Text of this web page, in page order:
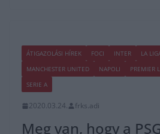
ÁTIGAZOLÁSI HÍREK FOCI INTER LA
MANCHESTER UNITED
NAPOLI PREMIER
SERIE A
2020.03.24. frks.adi
Meg van, hogy a